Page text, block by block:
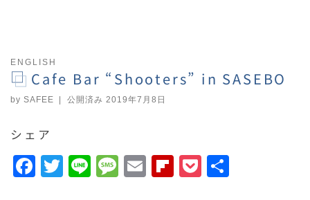
ENGLISH
Cafe Bar “Shooters” in SASEBO
by SAFEE | 公開済み 2019年7月8日
シェア
F T Li M E F P